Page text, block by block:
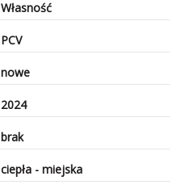
Własność
PCV
nowe
2024
brak
ciepła - miejska